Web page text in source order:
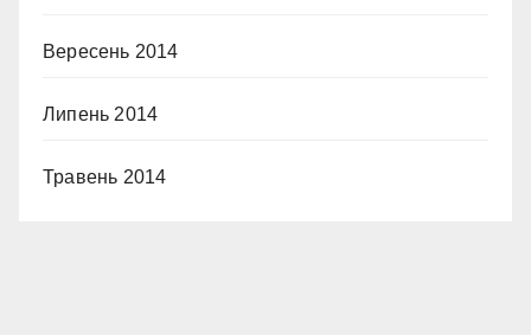
Вересень 2014
Липень 2014
Травень 2014